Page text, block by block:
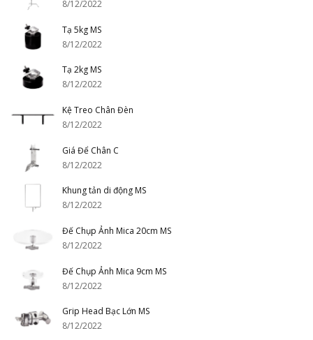
8/12/2022
Tạ 5kg MS
8/12/2022
Tạ 2kg MS
8/12/2022
Kệ Treo Chân Đèn
8/12/2022
Giá Để Chân C
8/12/2022
Khung tản di động MS
8/12/2022
Đế Chụp Ảnh Mica 20cm MS
8/12/2022
Đế Chụp Ảnh Mica 9cm MS
8/12/2022
Grip Head Bạc Lớn MS
8/12/2022